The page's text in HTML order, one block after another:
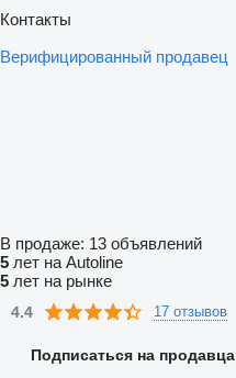
Контакты
Верифицированный продавец
В продаже: 13 объявлений
5 лет на Autoline
5 лет на рынке
4.4 17 отзывов
Подписаться на продавца